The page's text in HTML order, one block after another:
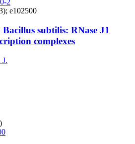
2
e102500
subtilis: RNase J1
complexes
J.